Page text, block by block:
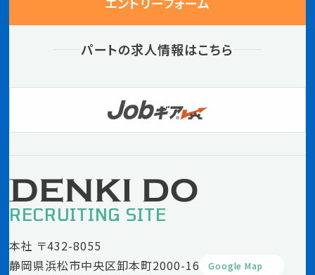
パートの求人情報はこちら
RECRUITING SITE
本社 〒432-8055
静岡県浜松市中央区卸本町2000-16
Google Map